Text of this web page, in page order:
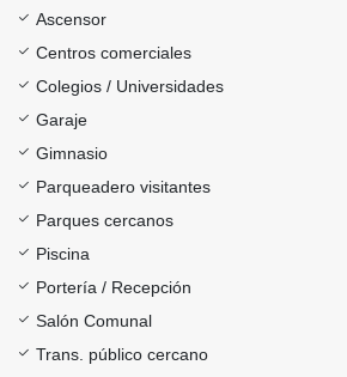
Ascensor
Centros comerciales
Colegios / Universidades
Garaje
Gimnasio
Parqueadero visitantes
Parques cercanos
Piscina
Portería / Recepción
Salón Comunal
Trans. público cercano